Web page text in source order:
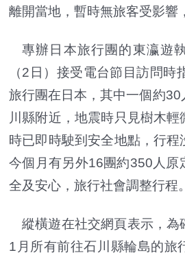
離開當地，暫時無旅客受影響
專辦日本旅行團的東瀛遊
（2日）接受電台節目訪問時
旅行團在日本，其中一個約
川縣附近，地震時只見樹木
時已即時駛到安全地點，行程
今個月有另外16團約350人原
全及安心，旅行社會調整行程。
縱橫遊在社交網頁表示，為
1月所有前往石川縣輪島的旅